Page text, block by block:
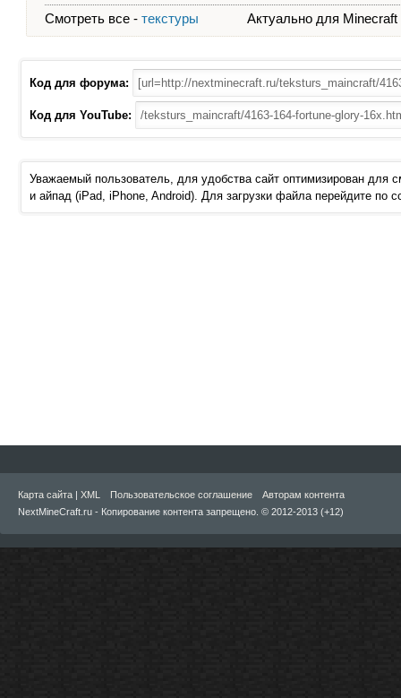
Смотреть все - текстуры Актуально для
Код для форума:
Код для YouTube:
Уважаемый пользователь, для удобства сайт оптимизирован для
и айпад (iPad, iPhone, Android). Для загрузки файла перейдите по
Карта сайта XML Пользовательское соглашение
Авторам контента
NextMineCraft.ru - Копирование контента запрещено. © 2012-2013 (+12)